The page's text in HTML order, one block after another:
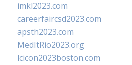
imkl2023.com
careerfaircsd2023.com
apsth2023.com
MedItRio2023.org
lcicon2023boston.com